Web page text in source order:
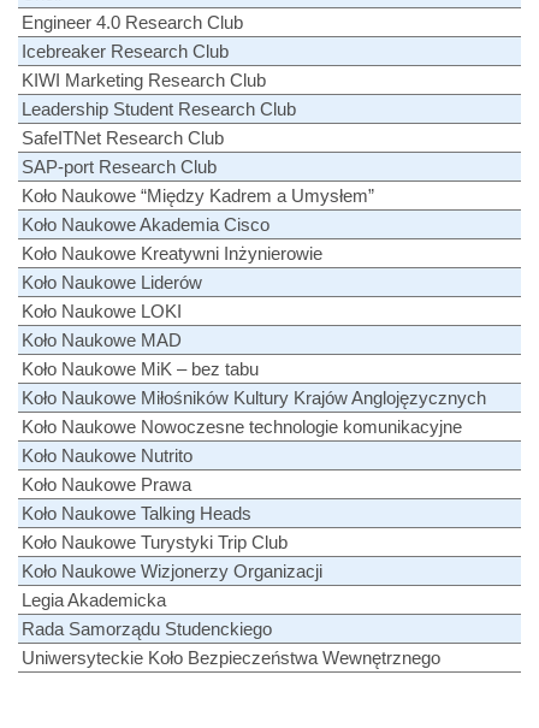
Engineer 4.0 Research Club
Icebreaker Research Club
KIWI Marketing Research Club
Leadership Student Research Club
SafeITNet Research Club
SAP-port Research Club
Koło Naukowe “Między Kadrem a Umysłem”
Koło Naukowe Akademia Cisco
Koło Naukowe Kreatywni Inżynierowie
Koło Naukowe Liderów
Koło Naukowe LOKI
Koło Naukowe MAD
Koło Naukowe MiK – bez tabu
Koło Naukowe Miłośników Kultury Krajów Anglojęzycznych
Koło Naukowe Nowoczesne technologie komunikacyjne
Koło Naukowe Nutrito
Koło Naukowe Prawa
Koło Naukowe Talking Heads
Koło Naukowe Turystyki Trip Club
Koło Naukowe Wizjonerzy Organizacji
Legia Akademicka
Rada Samorządu Studenckiego
Uniwersyteckie Koło Bezpieczeństwa Wewnętrznego